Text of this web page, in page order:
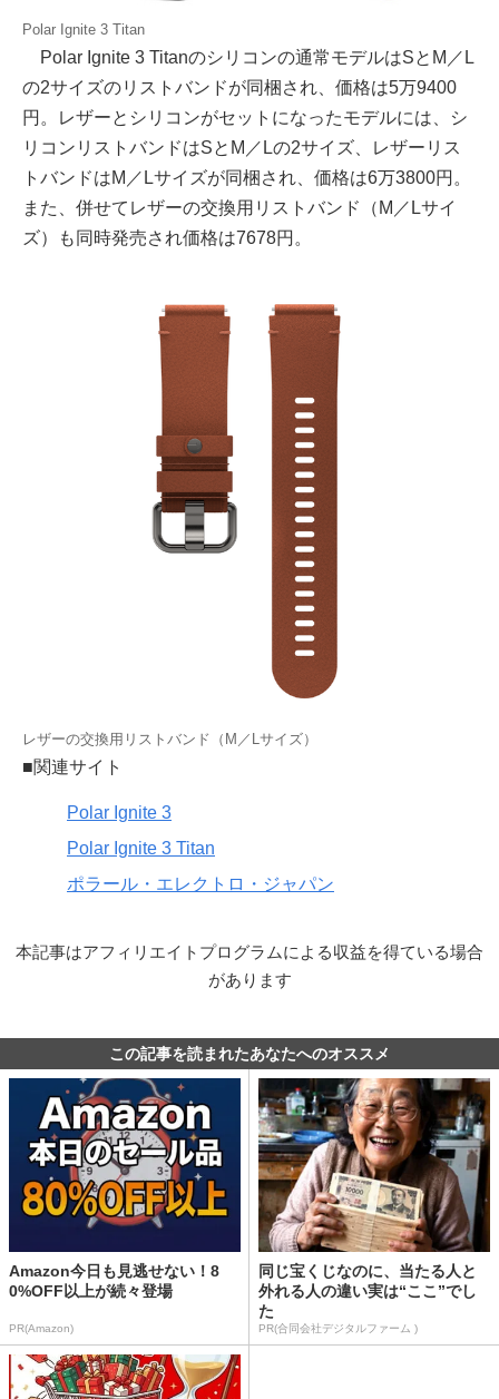
Polar Ignite 3 Titan
Polar Ignite 3 Titanのシリコンの通常モデルはSとM／L
の2サイズのリストバンドが同梱され、価格は5万9400
円。レザーとシリコンがセットになったモデルには、シ
リコンリストバンドはSとM／Lの2サイズ、レザーリス
トバンドはM／Lサイズが同梱され、価格は6万3800円。
また、併せてレザーの交換用リストバンド（M／Lサイ
ズ）も同時発売され価格は7678円。
レザーの交換用リストバンド（M／Lサイズ）
■関連サイト
Polar Ignite 3
Polar Ignite 3 Titan
ポラール・エレクトロ・ジャパン
本記事はアフィリエイトプログラムによる収益を得ている場合
があります
この記事を読まれたあなたへのオススメ
Amazon今日も見逃せない！8
0%OFF以上が続々登場
PR(Amazon)
同じ宝くじなのに、当たる人と
外れる人の違い実は“ここ”でし
た
PR(合同会社デジタルファーム )